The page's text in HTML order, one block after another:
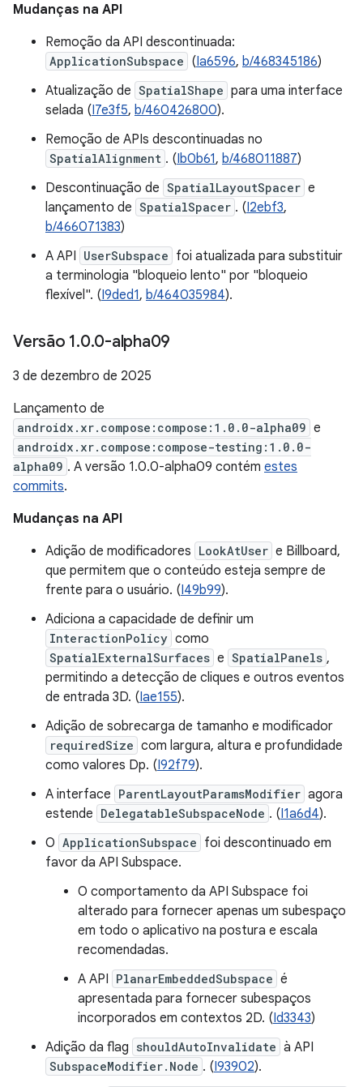
Mudanças na API
Remoção da API descontinuada:
ApplicationSubspace (Ia6596, b/468345186)
Atualização de SpatialShape para uma interface
selada (I7e3f5, b/460426800).
Remoção de APIs descontinuadas no
SpatialAlignment . (Ib0b61, b/468011887)
Descontinuação de SpatialLayoutSpacer e
lançamento de SpatialSpacer . (I2ebf3,
b/466071383)
A API UserSubspace foi atualizada para substituir
a terminologia "bloqueio lento" por "bloqueio
flexível". (I9ded1, b/464035984).
Versão 1.0.0-alpha09
3 de dezembro de 2025
Lançamento de
androidx.xr.compose:compose:1.0.0-alpha09 e
androidx.xr.compose:compose-testing:1.0.0-
alpha09 . A versão 1.0.0-alpha09 contém estes
commits.
Mudanças na API
Adição de modificadores LookAtUser e Billboard,
que permitem que o conteúdo esteja sempre de
frente para o usuário. (I49b99).
Adiciona a capacidade de definir um
InteractionPolicy como
SpatialExternalSurfaces e SpatialPanels ,
permitindo a detecção de cliques e outros eventos
de entrada 3D. (Iae155).
Adição de sobrecarga de tamanho e modificador
requiredSize com largura, altura e profundidade
como valores Dp. (I92f79).
A interface ParentLayoutParamsModifier agora
estende DelegatableSubspaceNode . (I1a6d4).
O ApplicationSubspace foi descontinuado em
favor da API Subspace.
O comportamento da API Subspace foi
alterado para fornecer apenas um subespaço
em todo o aplicativo na postura e escala
recomendadas.
A API PlanarEmbeddedSubspace é
apresentada para fornecer subespaços
incorporados em contextos 2D. (Id3343)
Adição da flag shouldAutoInvalidate à API
SubspaceModifier.Node . (I93902).